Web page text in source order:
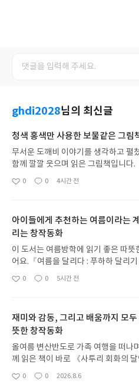
ghdi2028님의 최신글
청색 홍색만 사용한 보물같은 그림
무서운 도깨비 이야기를 생각하고 펼
함께 깔깔 웃으며 읽은 그림책입니다.
님 납시오』는 『호랑이 생일날이렷
작품입니다.아이를 놀래주러 찾아온
오히려 아이에게 “도깨비보다 임금님
말을 듣게 되면서 이야기가 시작되는
무척 재미있습니다. 결국 서로 임금이
고 귀엽게 느껴져 아이도 무척 재미있
부분이 인상적이었습니다. 책을 읽고
렇지 않게 보던 물건들도 혹시 도깨비
은 아닐까 상상하게 되더라고요.청색
색을 중심으로 완성한 그림도 아주 독
단순하지만 그림의 힘이 강하고, 우리
과 익살스러운 표정이 잘 살아 있어 보
좋
0
댓
0
작
4시간 전
아이들에게 추천하는 여름이라는
리는 창작동화
이 도서는 여름방학에 읽기 좋은 따뜻
어요.『여름을 달리다 : 푸하하 달리
『푸하하 달리기 클럽』의 후속 이야
져 가는 과정이 흥미로웠어요. 처음에
격태격하지만 함께 달리고 시간을 보
모습을 새롭게 알아가는 모습이 인상
이 책에서 ‘달리기’는 단순한 운동이
들어도 한 걸음씩 앞으로 나아가는 모
좋
0
댓
0
작
5시간 전
재미와 감동, 그리고 배움까지 모
뜻한 창작동화
올여름 변산반도로 가족 여행을 떠나
께 읽은 책이 바로 《사투리 회화의
다. 여행지에서 여유롭게 읽어서인지
좋
0
댓
0
작
2026.8.6